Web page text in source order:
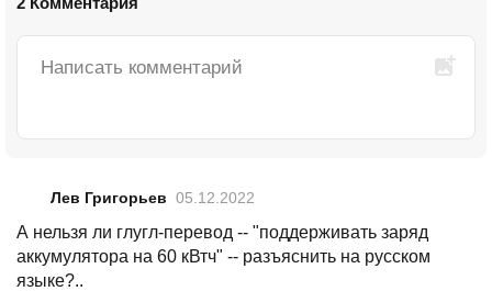
Лев Григорьев 05.12.2022
А нельзя ли глугл-перевод -- "поддерживать заряд
аккумулятора на 60 кВтч" -- разъяснить на русском
языке?..